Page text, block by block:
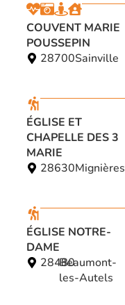
COUVENT MARIE
POUSSEPIN
28700Sainville
ÉGLISE ET
CHAPELLE DES 3
MARIE
28630Mignières
ÉGLISE NOTRE-
DAME
28480Beaumont-
les-Autels